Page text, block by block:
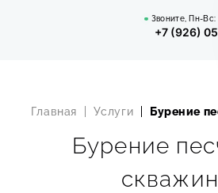
Звоните, Пн-Вс:
+7 (926)
УСЛУГИ
Главная Услуги Бурение
Бурение